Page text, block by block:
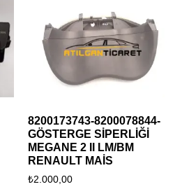
8200173743-8200078844-
GÖSTERGE SİPERLİĞİ
MEGANE 2 II LM/BM
RENAULT MAİS
₺2.000,00